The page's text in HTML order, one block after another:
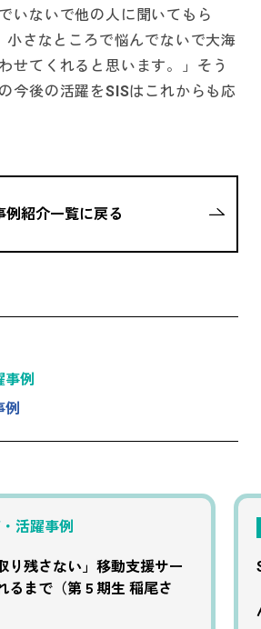
いないで他の人に聞いてもら
小さなところで悩んでないで大海
せてくれると思います。」そう
今後の活躍をSISはこれからも応
例紹介一覧に戻る
事例
例
活躍事例
り残さない」移動支援サー
るまで（第５期生 稲尾さ